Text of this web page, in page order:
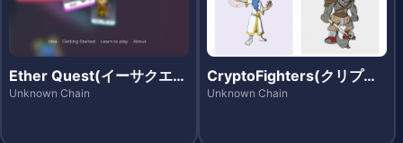
Ether Quest(イーサクエス
ト)
Unknown Chain
CryptoFighters(クリプト
ファイターズ)
Unknown Chain